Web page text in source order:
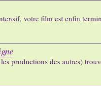
votre film est enfin
productions des autres)